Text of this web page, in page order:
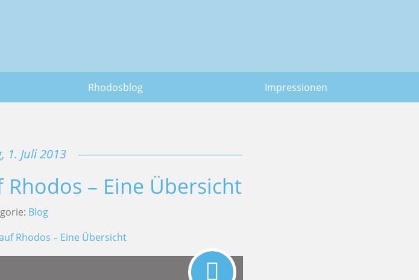
Rhodosblog Impressionen
1. Juli 2013
– Eine Übersicht
Blog